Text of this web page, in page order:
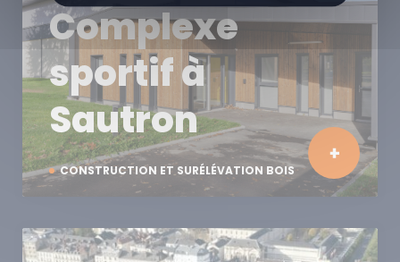
CONSTRUCTION ET SURÉLÉVATION BOIS
Complexe
sportif à
Sautron